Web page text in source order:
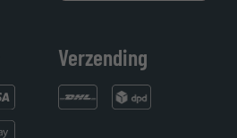
Verzending